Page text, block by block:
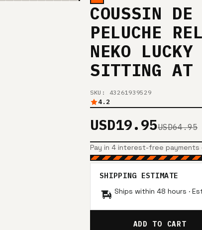
COUSSIN DE
PELUCHE
NEKO
SITTING AT
SKU: 43261939529
4.2
USD19.95USD64.95
Pay in 4 interest-free payments
SHIPPING ESTIMATE
Ships within 48 hours ·
ADD TO CART